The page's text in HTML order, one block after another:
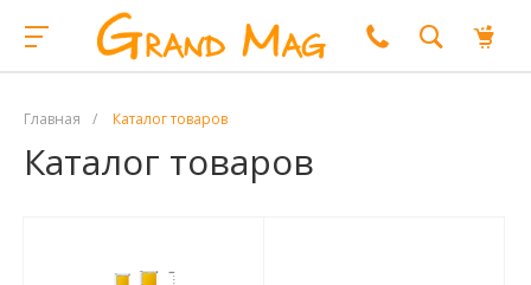
Главная / Каталог товаров
Каталог товаров